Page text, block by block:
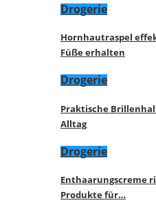
Drogerie
Hornhautraspel
Füße erhalten
Drogerie
Praktische
Alltag
Drogerie
Enthaarungscreme
Produkte für…